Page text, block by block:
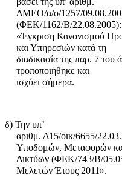
ΔΜΕΟ/α/ο/1257/
(ΦΕΚ/1162/Β/22.08.2005):
«Έγκριση Κανονισμού
και Υπηρεσιών κατά τη
διαδικασία της παρ. 7
τροποποιήθηκε και
ισχύει σήμερα.
δ) Την υπ’
αριθμ. Δ15/οικ/6655/
Υποδομών, Μετα­φο­ρών
Δικτύων (ΦΕΚ/743/Β/
Μελετών Έτους 2011».